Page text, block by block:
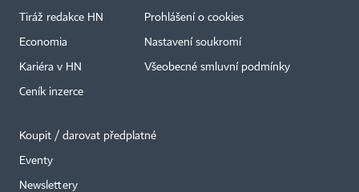
Tiráž redakce HN
Economia
Kariéra v HN
Ceník inzerce
Prohlášení o cookies
Nastavení soukromí
Všeobecné smluvní podmínky
Koupit / darovat předplatné
Eventy
Newslettery